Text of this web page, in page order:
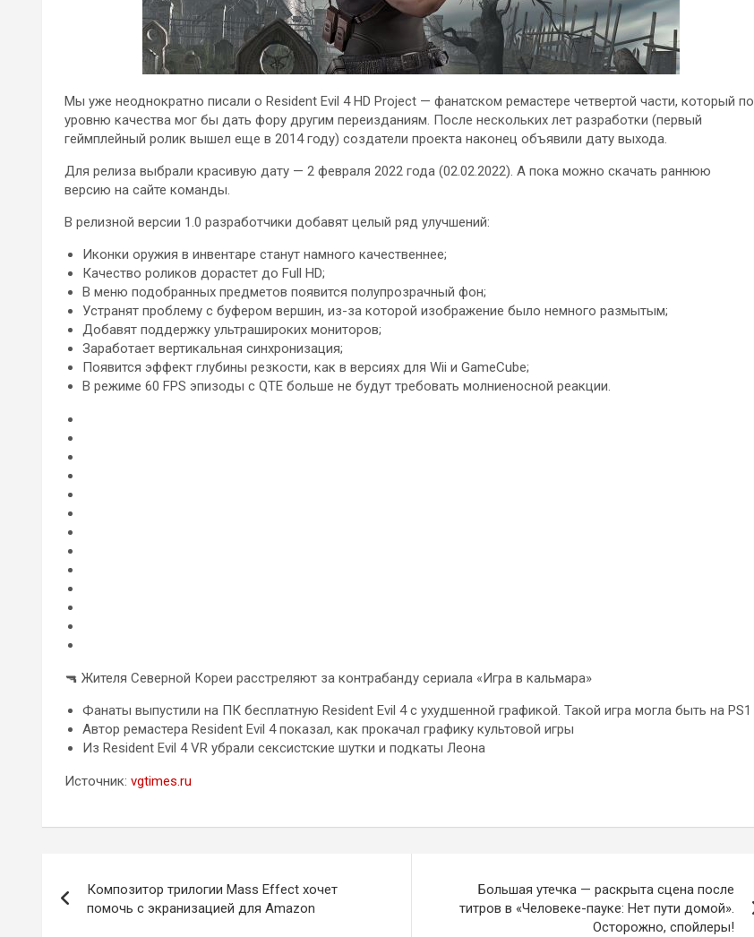
Мы уже неоднократно писали о Resident Evil 4 HD Project — фанатском ремастере четвертой части, который по
уровню качества мог бы дать фору другим переизданиям. После нескольких лет разработки (первый
геймплейный ролик вышел еще в 2014 году) создатели проекта наконец объявили дату выхода.
Для релиза выбрали красивую дату — 2 февраля 2022 года (02.02.2022). А пока можно скачать раннюю
версию на сайте команды.
В релизной версии 1.0 разработчики добавят целый ряд улучшений:
Иконки оружия в инвентаре станут намного качественнее;
Качество роликов дорастет до Full HD;
В меню подобранных предметов появится полупрозрачный фон;
Устранят проблему с буфером вершин, из-за которой изображение было немного размытым;
Добавят поддержку ультрашироких мониторов;
Заработает вертикальная синхронизация;
Появится эффект глубины резкости, как в версиях для Wii и GameCube;
В режиме 60 FPS эпизоды с QTE больше не будут требовать молниеносной реакции.
🔫 Жителя Северной Кореи расстреляют за контрабанду сериала «Игра в кальмара»
Фанаты выпустили на ПК бесплатную Resident Evil 4 с ухудшенной графикой. Такой игра могла быть на PS1
Автор ремастера Resident Evil 4 показал, как прокачал графику культовой игры
Из Resident Evil 4 VR убрали сексистские шутки и подкаты Леона
Источник: vgtimes.ru
по
Композитор трилогии Mass Effect хочет
помочь с экранизацией для Amazon
Большая утечка — раскрыта сцена после
титров в «Человеке-пауке: Нет пути домой».
Осторожно, спойлеры!